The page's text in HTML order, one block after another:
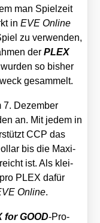
man Spiel­zeit
inEVE Online
zu ver­wen­den,
derPLEX
so bis­her
gesam­melt.
7. Dezem­ber
an. Mit jedem in
CCP das
bis die Maxi­
ist. Als klei­
PLEX dafür
Online.
for GOOD-Pro­